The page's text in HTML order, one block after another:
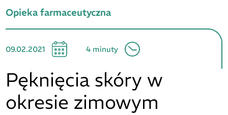
Opieka farmaceutyczna
09.02.2021 4 minuty
Pęknięcia skóry w
okresie zimowym